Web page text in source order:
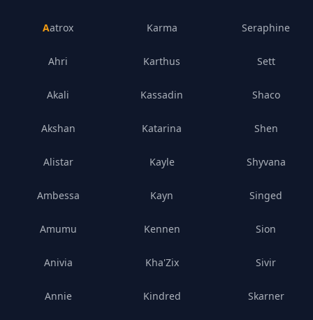
Aatrox
Ahri
Akali
Akshan
Alistar
Ambessa
Amumu
Anivia
Annie
Karma
Karthus
Kassadin
Katarina
Kayle
Kayn
Kennen
Kha'Zix
Kindred
Seraphine
Sett
Shaco
Shen
Shyvana
Singed
Sion
Sivir
Skarner